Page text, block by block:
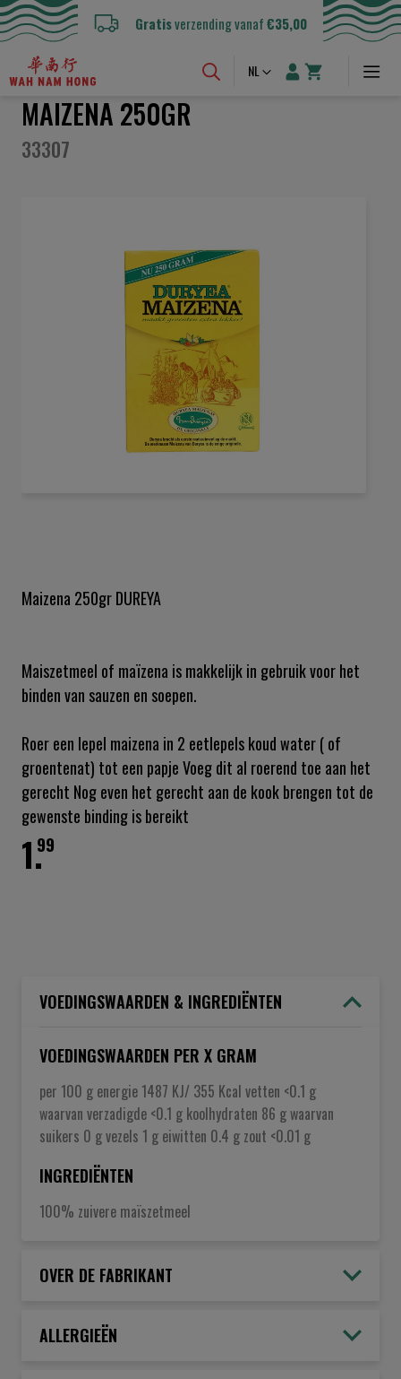
Gratisverzending vanaf€35,00
Taal
NL
MAIZENA 250GR
33307
de
afbeeldingen-
Maizena 250gr DUREYA
Maiszetmeel of maïzena is makkelijk in gebruik voor het
binden van sauzen en soepen.
Roer een lepel maizena in 2 eetlepels koud water ( of
groentenat) tot een papje Voeg dit al roerend toe aan het
gerecht Nog even het gerecht aan de kook brengen tot de
gewenste binding is bereikt
99
1.
VOEDINGSWAARDEN & INGREDIËNTEN
VOEDINGSWAARDEN PER X GRAM
per 100 g energie 1487 KJ/ 355 Kcal vetten <0.1 g
waarvan verzadigde <0.1 g koolhydraten 86 g waarvan
suikers 0 g vezels 1 g eiwitten 0.4 g zout <0.01 g
INGREDIËNTEN
100% zuivere maïszetmeel
OVER DE FABRIKANT
ALLERGIEËN